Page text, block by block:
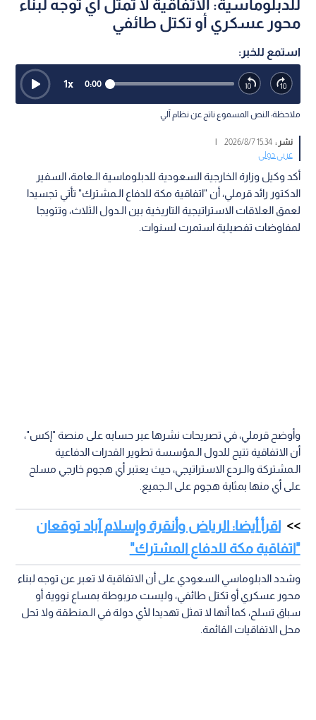
للدبلوماسية: الاتفاقية لا تمثل أي توجه لبناء
محور عسكري أو تكتل طائفي
استمع للخبر:
0:00
1x
ملاحظة: النص المسموع ناتج عن نظام آلي
نشر :15:34 2026/8/7
|
عربي دولي
أكد وكيل وزارة الخارجية السعودية للدبلوماسية الـعامة، السفير
الدكتور رائد قرملي، أن "اتفاقية مكة للدفاع الـمشترك" تأتي تجسيدا
لعمق العلاقات الاستراتيجية التاريخية بين الـدول الثلاث، وتتويجا
لمفاوضات تفصيلية استمرت لسنوات.
وأوضح قرملي، في تصريحات نشرها عبر حسابه على منصة "إكس"،
أن الاتفاقية تتيح للدول الـمؤسسة تطوير القدرات الدفاعية
الـمشتركة والـردع الاستراتيجي، حيث يعتبر أي هجوم خارجي مسلح
على أي منها بمثابة هجوم على الـجميع.
اقرأ أيضا: الرياض وأنقرة وإسلام آباد توقعان
"اتفاقية مكة للدفاع المشترك"
وشدد الدبلوماسي السعودي على أن الاتفاقية لا تعبر عن توجه لبناء
محور عسكري أو تكتل طائفي، وليست مربوطة بمساع نووية أو
سباق تسلح، كما أنها لا تمثل تهديدا لأي دولة في الـمنطقة ولا تحل
محل الاتفاقيات القائمة.